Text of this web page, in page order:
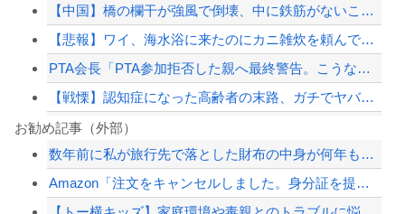
【中国】橋の欄干が強風で倒壊、中に鉄筋がないことが発覚＝当局「接着剤で固定した」
【悲報】ワイ、海水浴に来たのにカニ雑炊を頼んでしまうｗｗｗ（※画像あり）
PTA会長「PTA参加拒否した親へ最終警告。こうなってもいい？」
【戦慄】認知症になった高齢者の末路、ガチでヤバイ・・・・
【にじさんじ】鈴原るるが帰ってきた！？7時間オーバー「ほの暮しの庭」で繰り広げら...
【悲報】イギリスさん、国民食を子どもに食わせるのを諦めるｗｗｗｗｗｗｗ
お勧め記事（外部）
数年前に私が旅行先で落とした財布の中身が何年も経ってから別の旅行先で私自身によっ...
Amazon「注文をキャンセルしました。身分証を提出してください」 X民「は？怪...